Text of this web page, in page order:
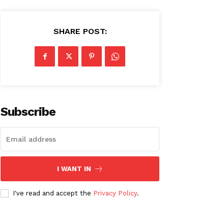
SHARE POST:
Subscribe
I WANT IN
I've read and accept the Privacy Policy.